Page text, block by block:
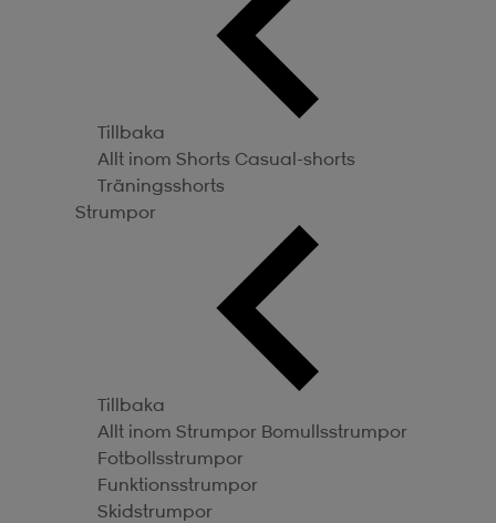
Tillbaka
Allt inom Shorts Casual-shorts
Träningsshorts
Strumpor
Tillbaka
Allt inom Strumpor Bomullsstrumpor
Fotbollsstrumpor
Funktionsstrumpor
Skidstrumpor